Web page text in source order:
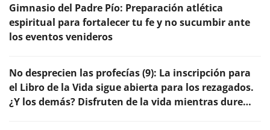
Gimnasio del Padre Pío: Preparación atlética
espiritual para fortalecer tu fe y no sucumbir ante
los eventos venideros
No desprecien las profecías (9): La inscripción para
el Libro de la Vida sigue abierta para los rezagados.
¿Y los demás? Disfruten de la vida mientras dure…